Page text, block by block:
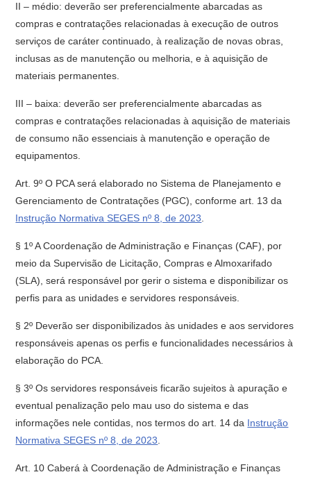
II – médio: deverão ser preferencialmente abarcadas as
compras e contratações relacionadas à execução de outros
serviços de caráter continuado, à realização de novas obras,
inclusas as de manutenção ou melhoria, e à aquisição de
materiais permanentes.
III – baixa: deverão ser preferencialmente abarcadas as
compras e contratações relacionadas à aquisição de materiais
de consumo não essenciais à manutenção e operação de
equipamentos.
Art. 9º O PCA será elaborado no Sistema de Planejamento e
Gerenciamento de Contratações (PGC), conforme art. 13 da
Instrução Normativa SEGES nº 8, de 2023
§ 1º A Coordenação de Administração e Finanças (CAF), por
meio da Supervisão de Licitação, Compras e Almoxarifado
(SLA), será responsável por gerir o sistema e disponibilizar os
perfis para as unidades e servidores responsáveis.
§ 2º Deverão ser disponibilizados às unidades e aos servidores
responsáveis apenas os perfis e funcionalidades necessários à
elaboração do PCA.
§ 3º Os servidores responsáveis ficarão sujeitos à apuração e
eventual penalização pelo mau uso do sistema e das
informações nele contidas, nos termos do art. 14 da Instrução
Normativa SEGES nº 8, de 2023
Art. 10 Caberá à Coordenação de Administração e Finanças